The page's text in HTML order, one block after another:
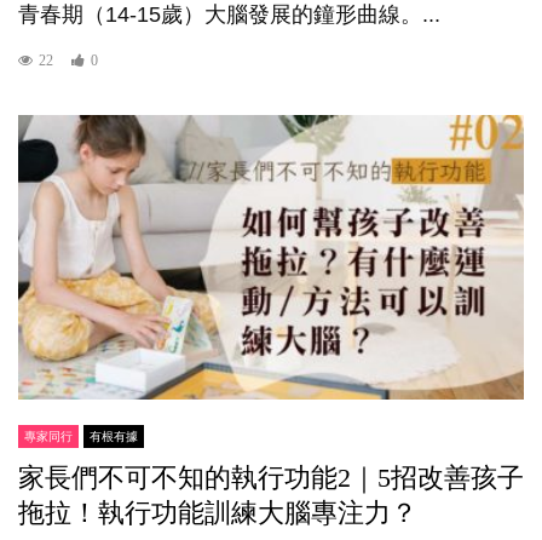
青春期（14-15歲）大腦發展的鐘形曲線。...
22 0
專家同行 有根有據
家長們不可不知的執行功能2｜5招改善孩子
拖拉！執行功能訓練大腦專注力？